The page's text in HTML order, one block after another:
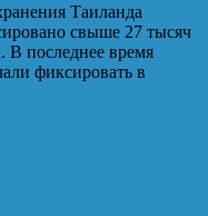
Таиланда
свыше 27 тысяч
В последнее время
фиксировать в